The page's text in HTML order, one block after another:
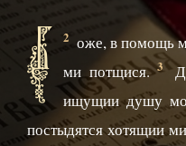
2
Б
оже, в помощь
ми потщися.3
ищущии душу
постыдятся хотящии